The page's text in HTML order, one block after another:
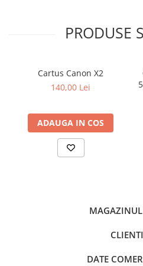
PRODUSE
Cartus Canon X2
140,00 Lei
ADAUGA IN COS
CLIENTI
DATE